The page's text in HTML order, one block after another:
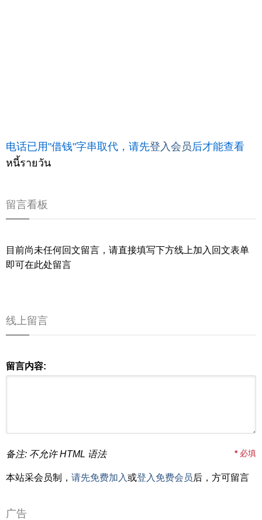
电话已用"借钱"字串取代，请先登入会员 后才能查看
หนี้รายวัน
留言看板
目前尚未任何回文留言，请直接填写下方线上加入回文表单
即可在此处留言
线上留言
留言内容:
备注: 不允许 HTML 语法 *必填
本站采会员制， 请先免费加入或登入免费会员后，方可留言
广告